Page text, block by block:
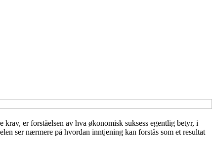
er forståelsen av hva økonomisk suksess egentlig betyr, i
ser nærmere på hvordan inntjening kan forstås som et resultat